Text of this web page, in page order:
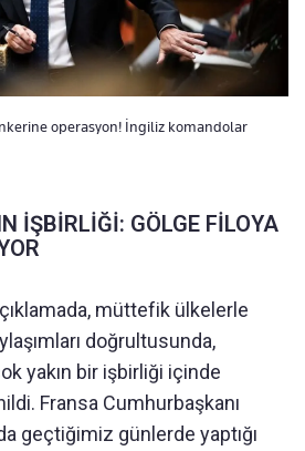
operasyon! İngiliz komandolar
İŞBİRLİĞİ: GÖLGE FİLOYA
müttefik ülkelerle
doğrultusunda,
yakın bir işbirliği içinde
Fransa Cumhurbaşkanı
geçtiğimiz günlerde yaptığı